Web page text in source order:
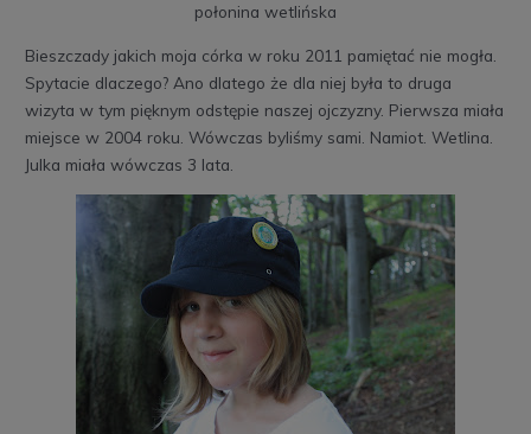
połonina wetlińska
Bieszczady jakich moja córka w roku 2011 pamiętać nie mogła.
Spytacie dlaczego? Ano dlatego że dla niej była to druga
wizyta w tym pięknym odstępie naszej ojczyzny. Pierwsza miała
miejsce w 2004 roku. Wówczas byliśmy sami. Namiot. Wetlina.
Julka miała wówczas 3 lata.